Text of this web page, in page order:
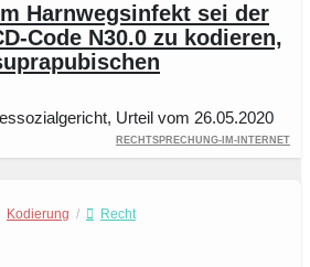
Harnwegsinfekt sei der
Code N30.0 zu kodieren,
Urteil vom 26.05.2020
Rechtsprechung-im-Internet
Kodierung /
Recht